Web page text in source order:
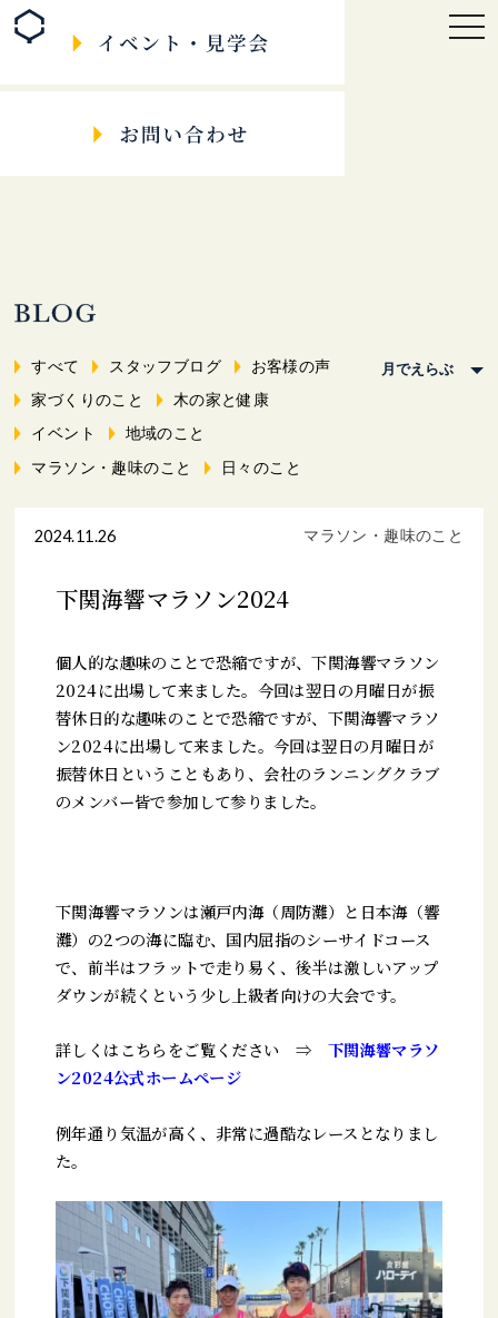
すべて スタッフブログ
お客様の声
家づくりのこと
木の家と健康
イベント
地域のこと
マラソン・趣味のこと
日々のこと
2024.11.26 マラソン・趣味のこと
下関海響マラソン2024
個人的な趣味のことで恐縮ですが、下関海響マラソン
2024に出場して来ました。今回は翌日の月曜日が振
替休日的な趣味のことで恐縮ですが、下関海響マラソ
ン2024に出場して来ました。今回は翌日の月曜日が
振替休日ということもあり、会社のランニングクラブ
のメンバー皆で参加して参りました。
下関海響マラソンは瀬戸内海（周防灘）と日本海（響
灘）の2つの海に臨む、国内屈指のシーサイドコース
で、前半はフラットで走り易く、後半は激しいアップ
ダウンが続くという少し上級者向けの大会です。
詳しくはこちらをご覧ください ⇒ 下関海響マラソ
ン2024公式ホームページ
例年通り気温が高く、非常に過酷なレースとなりまし
た。